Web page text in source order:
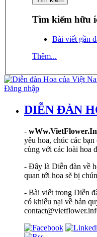
Tìm kiếm hữu
Bài viết gần
Thêm...
Đăng nhập
DIỄN ĐÀN
-
yêu hoa, chúc các
cùng với các loài hoa
- Đây là Diễn đàn về
quan tới hoa sẽ bị
- Bài viết trong Diễn
có khiếu nại về bản